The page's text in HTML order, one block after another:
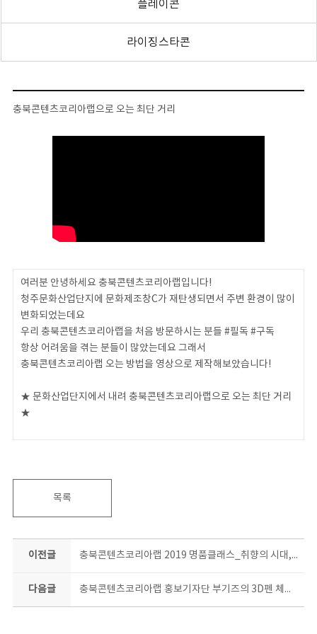
플레이콘
라이징스타콘
충북콘텐츠코리아랩으로 오는 최단 거리
여러분 안녕하세요 충북콘텐츠코리아랩입니다!
청주문화산업단지에 문화제조창C가 재탄생되면서 주변 환경이 많이
변화되었는데요
우리 충북콘텐츠코리아랩을 처음 방문하시는 분들 #필독 #구독
항상 어려움을 겪는 분들이 많았는데요 그래서
충북콘텐츠코리아랩 오는 방법을 영상으로 제작해보았습니다!
★ 문화산업단지에서 내려 충북콘텐츠코리아랩으로 오는 최단 거리
★
#충북 #충북콘텐츠코리아랩 #오는방법 #문화산업단지 #문화제조창
목록
이전글 충북콘텐츠코리아랩 2019 명품클래스_취향의 시대, 경험의 공간
다음글 충북콘텐츠코리아랩 홍보기자단 부기즈의 3D펜 체험 Vlog